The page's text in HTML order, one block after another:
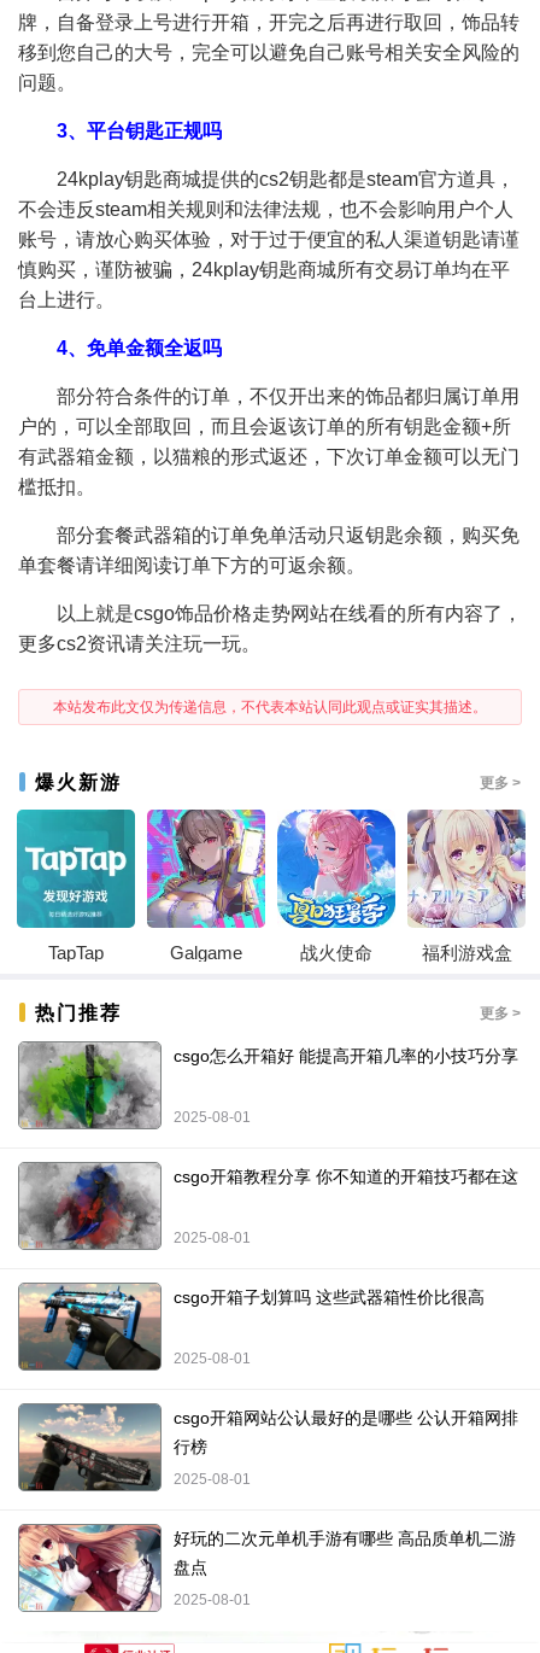
牌，自备登录上号进行开箱，开完之后再进行取回，饰品转
移到您自己的大号，完全可以避免自己账号相关安全风险的
问题。
3、平台钥匙正规吗
24kplay钥匙商城提供的cs2钥匙都是steam官方道具，
不会违反steam相关规则和法律法规，也不会影响用户个人
账号，请放心购买体验，对于过于便宜的私人渠道钥匙请谨
慎购买，谨防被骗，24kplay钥匙商城所有交易订单均在平
台上进行。
4、免单金额全返吗
部分符合条件的订单，不仅开出来的饰品都归属订单用
户的，可以全部取回，而且会返该订单的所有钥匙金额+所
有武器箱金额，以猫粮的形式返还，下次订单金额可以无门
槛抵扣。
部分套餐武器箱的订单免单活动只返钥匙余额，购买免
单套餐请详细阅读订单下方的可返余额。
以上就是csgo饰品价格走势网站在线看的所有内容了，
更多cs2资讯请关注玩一玩。
本站发布此文仅为传递信息，不代表本站认同此观点或证实其描述。
爆火新游 更多 >
TapTap Galgame 战火使命 福利游戏盒
热门推荐 更多 >
csgo怎么开箱好 能提高开箱几率的小技巧分享
2025-08-01
csgo开箱教程分享 你不知道的开箱技巧都在这
2025-08-01
csgo开箱子划算吗 这些武器箱性价比很高
2025-08-01
csgo开箱网站公认最好的是哪些 公认开箱网排
行榜
2025-08-01
好玩的二次元单机手游有哪些 高品质单机二游
盘点
2025-08-01